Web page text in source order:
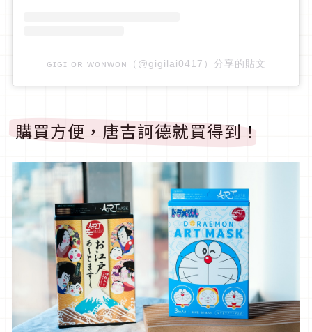
ɢɪɢɪ ᴏʀ ᴡᴏɴᴡᴏɴ（@gigilai0417）分享的貼文
購買方便，唐吉訶德就買得到！